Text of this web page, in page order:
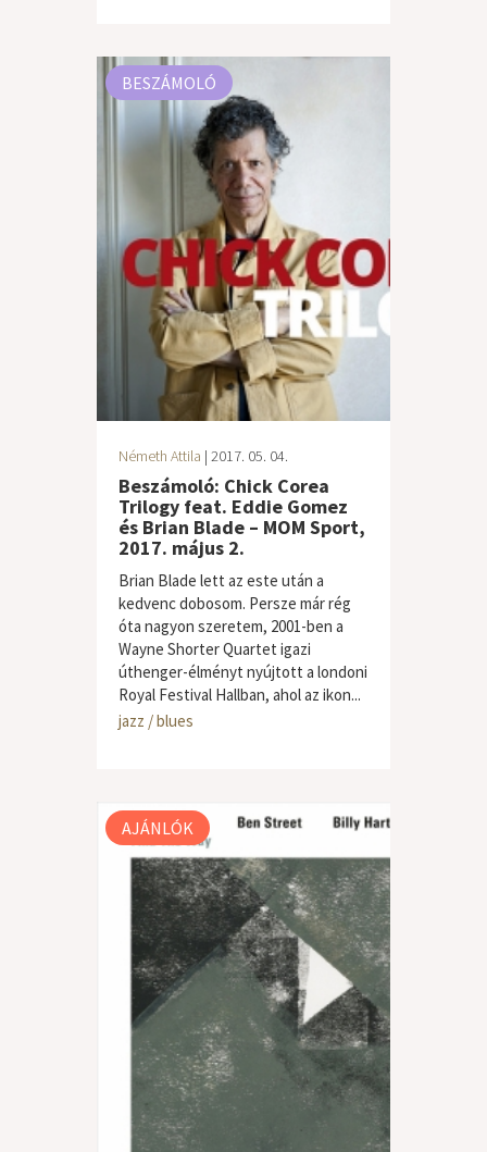
BESZÁMOLÓ
Németh Attila | 2017. 05. 04.
Beszámoló: Chick Corea
Trilogy feat. Eddie Gomez
és Brian Blade – MOM Sport,
2017. május 2.
Brian Blade lett az este után a
kedvenc dobosom. Persze már rég
óta nagyon szeretem, 2001-ben a
Wayne Shorter Quartet igazi
úthenger-élményt nyújtott a londoni
Royal Festival Hallban, ahol az ikon...
jazz / blues
AJÁNLÓK